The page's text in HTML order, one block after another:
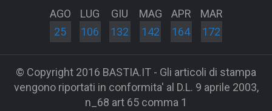
AGO
25
LUG
106
GIU
132
MAG
142
APR
164
MAR
172
© Copyright 2016 BASTIA.IT - Gli articoli di stampa
vengono riportati in conformita' al D.L. 9 aprile 2003,
n_68 art 65 comma 1